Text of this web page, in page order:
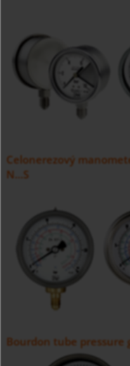
Celonerezový
N...S
Bourdon tube pressure